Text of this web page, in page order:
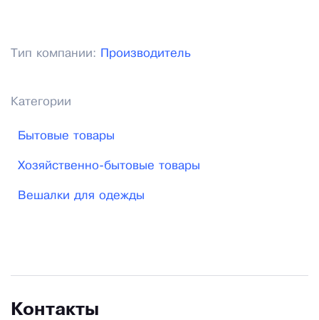
Тип компании: Производитель
Категории
Бытовые товары
Хозяйственно-бытовые товары
Вешалки для одежды
Контакты